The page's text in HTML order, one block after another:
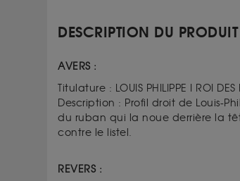
DESCRIPTION DU PRODUIT
AVERS :
Titulature : LOUIS PHILIPPE I ROI DES
Description : Profil droit de Louis-
du ruban qui la noue derrière la
contre le listel.
REVERS :